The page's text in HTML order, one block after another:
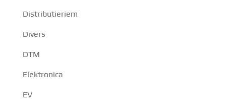
Distributieriem
Divers
DTM
Elektronica
EV